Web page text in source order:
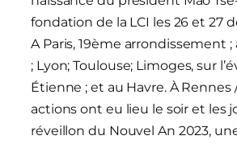
fondation de la LCI les 26 et 27
A Paris, 19ème arrondissement ;
; Lyon; Toulouse; Limoges, sur
Étienne ; et au Havre. À Rennes
actions ont eu lieu le soir et les
réveillon du Nouvel An 2023,